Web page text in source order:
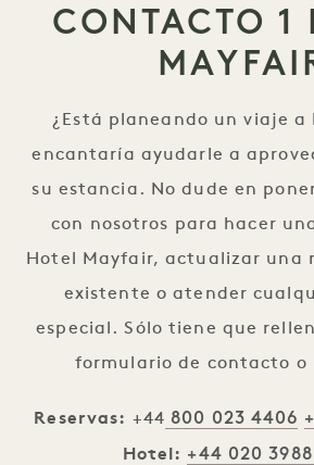
CONTACTO 1
¿Está planeando un viaje a
encantaría ayudarle a
su estancia. No dude en
con nosotros para hacer
Hotel Mayfair, actualizar una
existente o atender
especial. Sólo tiene que
formulario de contacto o
Reservas: +44 800 023 4406
Hotel : +44 020